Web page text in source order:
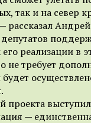
так и на север
рассказал
реализации в
не требует
проекта
—